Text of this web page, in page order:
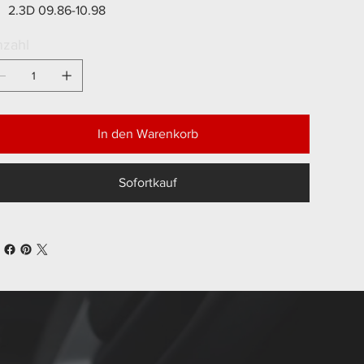
2.3D 09.86-10.98
In den Warenkorb
Sofortkauf